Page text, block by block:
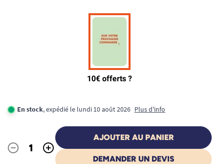
En stock, expédié le lundi 10 août 2026 Plus d'info
Quantité
- +
AJOUTER AU PANIER
DEMANDER UN DEVIS